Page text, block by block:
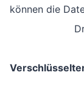
können die